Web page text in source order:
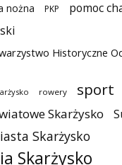
nożna PKP
pomoc
Historyczne
rowery sport
Skarżysko
Skarżysko
Skarżysko